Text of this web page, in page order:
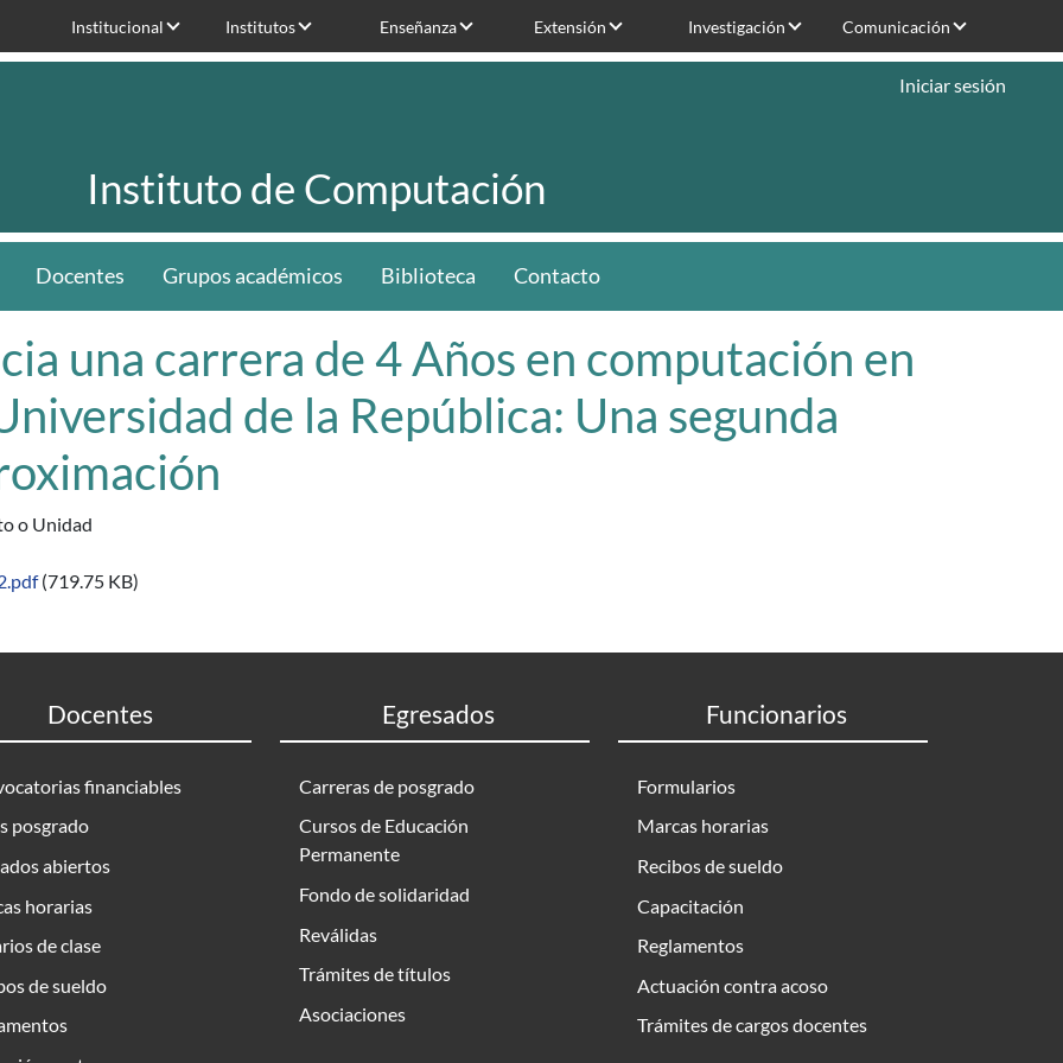
Institucional Institutos Enseñanza Extensión Investigación Comunicación
Instituto de Computación
Iniciar sesión
Docentes Grupos académicos Biblioteca Contacto
una carrera de 4 Años en computación en
de la República: Una segunda
o Unidad
(719.75 KB)
Docentes
financiables
posgrado
abiertos
horarias
de clase
de sueldo
Egresados
Carreras de posgrado
Cursos de Educación
Permanente
Fondo de solidaridad
Reválidas
Trámites de títulos
Asociaciones
Funcionarios
Formularios
Marcas horarias
Recibos de sueldo
Capacitación
Reglamentos
Actuación contra acoso
Trámites de cargos docentes